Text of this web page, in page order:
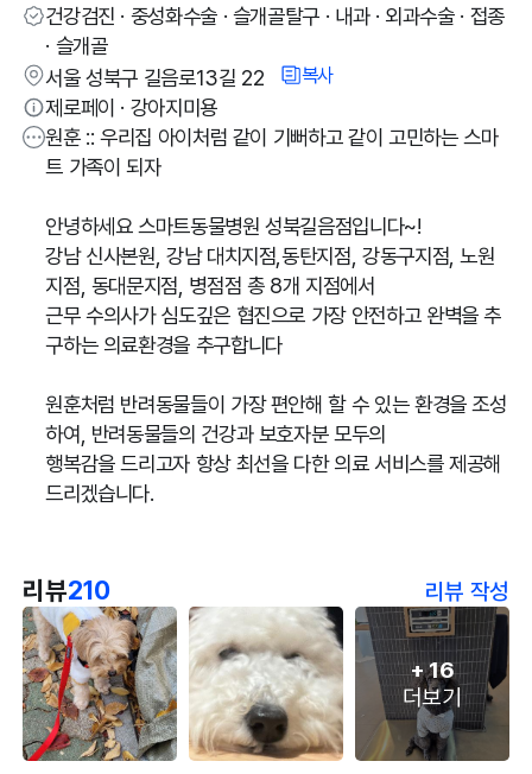
건강검진 · 중성화수술 · 슬개골탈구 · 내과 · 외과수술 · 접종
· 슬개골
서울 성북구 길음로13길 22
복사
제로페이 · 강아지미용
원훈 :: 우리집 아이처럼 같이 기뻐하고 같이 고민하는 스마
트 가족이 되자
안녕하세요 스마트동물병원 성북길음점입니다~!
강남 신사본원, 강남 대치지점,동탄지점, 강동구지점, 노원
지점, 동대문지점, 병점점 총 8개 지점에서
근무 수의사가 심도깊은 협진으로 가장 안전하고 완벽을 추
구하는 의료환경을 추구합니다
원훈처럼 반려동물들이 가장 편안해 할 수 있는 환경을 조성
하여, 반려동물들의 건강과 보호자분 모두의
행복감을 드리고자 항상 최선을 다한 의료 서비스를 제공해
드리겠습니다.
리뷰210 리뷰 작성
+16
더보기